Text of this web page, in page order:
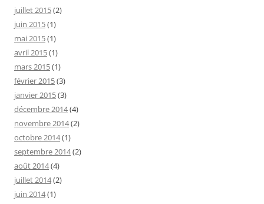
juillet 2015(2)
juin 2015(1)
mai 2015(1)
avril 2015(1)
mars 2015(1)
février 2015(3)
janvier 2015(3)
décembre 2014(4)
novembre 2014(2)
octobre 2014(1)
septembre 2014(2)
août 2014(4)
juillet 2014(2)
juin 2014(1)